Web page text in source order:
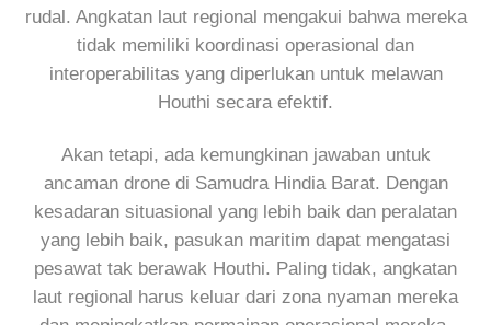
rudal. Angkatan laut regional mengakui bahwa mereka
tidak memiliki koordinasi operasional dan
interoperabilitas yang diperlukan untuk melawan
Houthi secara efektif.
Akan tetapi, ada kemungkinan jawaban untuk
ancaman drone di Samudra Hindia Barat. Dengan
kesadaran situasional yang lebih baik dan peralatan
yang lebih baik, pasukan maritim dapat mengatasi
pesawat tak berawak Houthi. Paling tidak, angkatan
laut regional harus keluar dari zona nyaman mereka